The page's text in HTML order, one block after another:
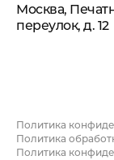
Москва,
переулок, д. 12
Политика
Политика
Политика